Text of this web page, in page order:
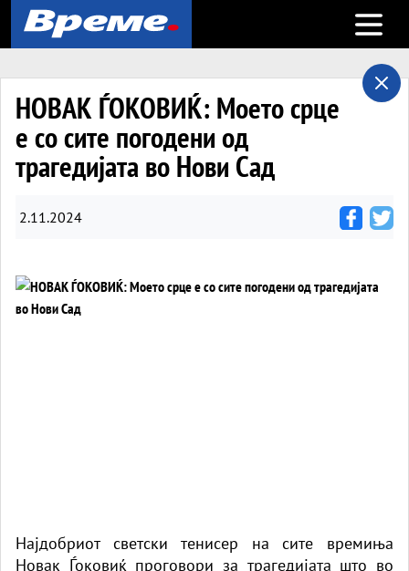
Open
НОВАК ЃОКОВИЌ: Моето срце
е со сите погодени од
трагедијата во Нови Сад
2.11.2024
Најдобриот светски тенисер на сите времиња
Новак Ѓоковиќ проговори за трагедијата што во